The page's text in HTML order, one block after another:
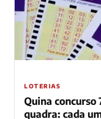
LOTERIAS
Quina concurso
quadra: cada